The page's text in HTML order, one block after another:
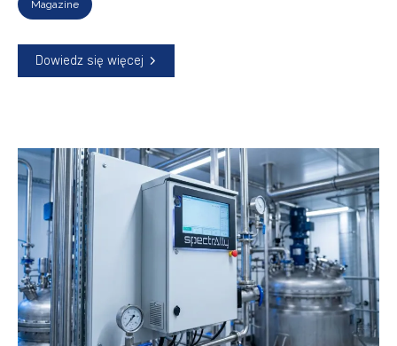
Magazine
Dowiedz się więcej